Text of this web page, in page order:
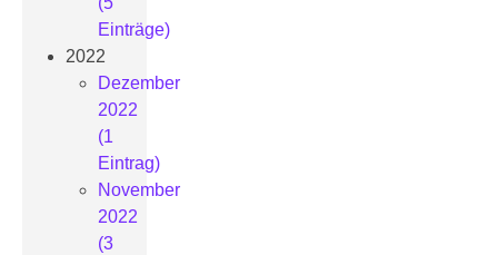
Einträge)
2022
Dezember
2022
(1
Eintrag)
November
2022
(3